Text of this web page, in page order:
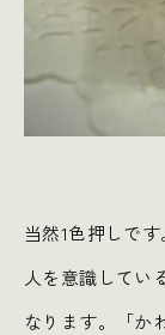
当然1色押しで
人を意識してい
なります。「か